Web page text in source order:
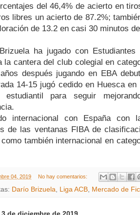
del 46,4% de acierto en
libres un acierto de 87.2%;
de 13.2 en casi 30 minutos
ha jugado con
la cantera del club colegial en
después jugando en EBA
14-15 jugó cedido en Huesca
estudiantil para seguir
internacional con España con
de las ventanas FIBA de
también internacional en
04, 2019 No hay comentarios:
Darío Brizuela, Liga ACB, Mercado de